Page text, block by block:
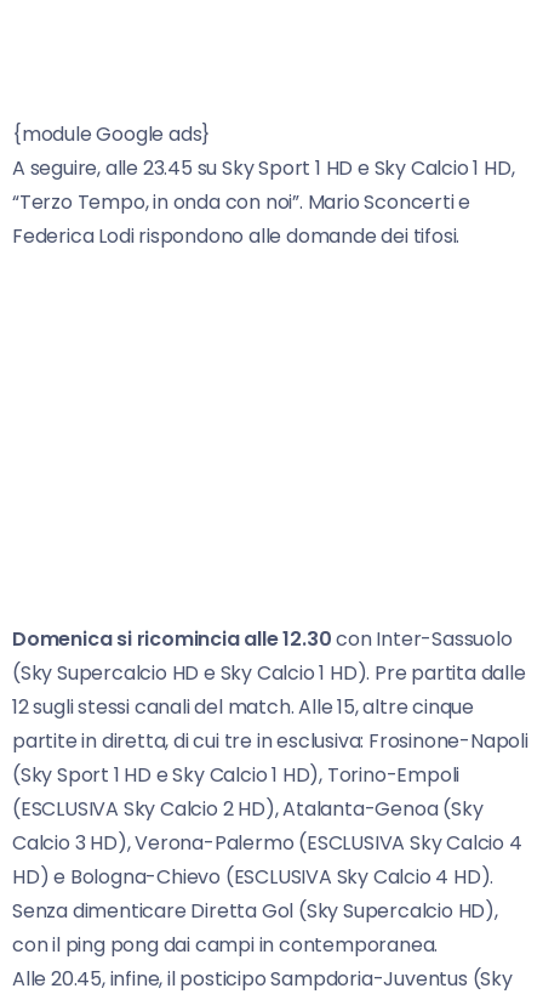
{module Google ads}
A seguire, alle 23.45 su Sky Sport 1 HD e Sky Calcio 1 HD,
“Terzo Tempo, in onda con noi”. Mario Sconcerti e
Federica Lodi rispondono alle domande dei tifosi.
Domenica si ricomincia alle 12.30con Inter-Sassuolo
(Sky Supercalcio HD e Sky Calcio 1 HD). Pre partita dalle
12 sugli stessi canali del match. Alle 15, altre cinque
partite in diretta, di cui tre in esclusiva: Frosinone-Napoli
(Sky Sport 1 HD e Sky Calcio 1 HD), Torino-Empoli
(ESCLUSIVA Sky Calcio 2 HD), Atalanta-Genoa (Sky
Calcio 3 HD), Verona-Palermo (ESCLUSIVA Sky Calcio 4
HD) e Bologna-Chievo (ESCLUSIVA Sky Calcio 4 HD).
Senza dimenticare Diretta Gol (Sky Supercalcio HD),
con il ping pong dai campi in contemporanea.
Alle 20.45, infine, il posticipo Sampdoria-Juventus (Sky